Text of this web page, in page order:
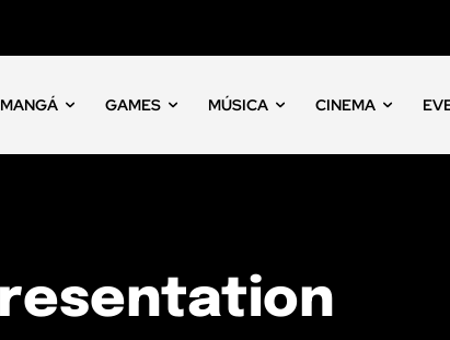
MANGÁ GAMES MÚSICA CINEMA